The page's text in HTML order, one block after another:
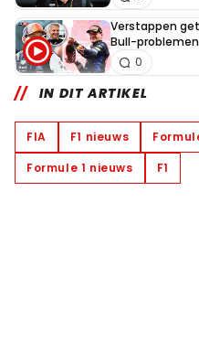
Verstappen
Bull-problemen
0
IN DIT ARTIKEL
FIA F1 nieuws
Formule 1 nieuws
F1